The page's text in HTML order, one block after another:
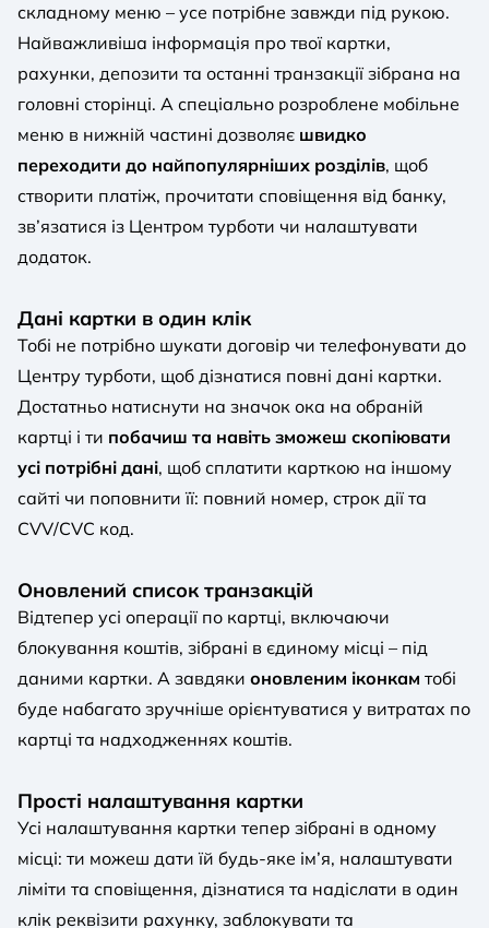
складному меню – усе потрібне завжди під рукою.
Найважливіша інформація про твої картки,
рахунки, депозити та останні транзакції зібрана на
головні сторінці. А спеціально розроблене мобільне
меню в нижній частині дозволяє швидко
переходити до найпопулярніших розділів, щоб
створити платіж, прочитати сповіщення від банку,
зв’язатися із Центром турботи чи налаштувати
додаток.
Дані картки в один клік
Тобі не потрібно шукати договір чи телефонувати до
Центру турботи, щоб дізнатися повні дані картки.
Достатньо натиснути на значок ока на обраній
картці і ти побачиш та навіть зможеш скопіювати
усі потрібні дані, щоб сплатити карткою на іншому
сайті чи поповнити її: повний номер, строк дії та
CVV/CVC код.
Оновлений список транзакцій
Відтепер усі операції по картці, включаючи
блокування коштів, зібрані в єдиному місці – під
даними картки. А завдяки оновленим іконкам тобі
буде набагато зручніше орієнтуватися у витратах по
картці та надходженнях коштів.
Прості налаштування картки
Усі налаштування картки тепер зібрані в одному
місці: ти можеш дати їй будь-яке ім’я, налаштувати
ліміти та сповіщення, дізнатися та надіслати в один
клік реквізити рахунку, заблокувати та